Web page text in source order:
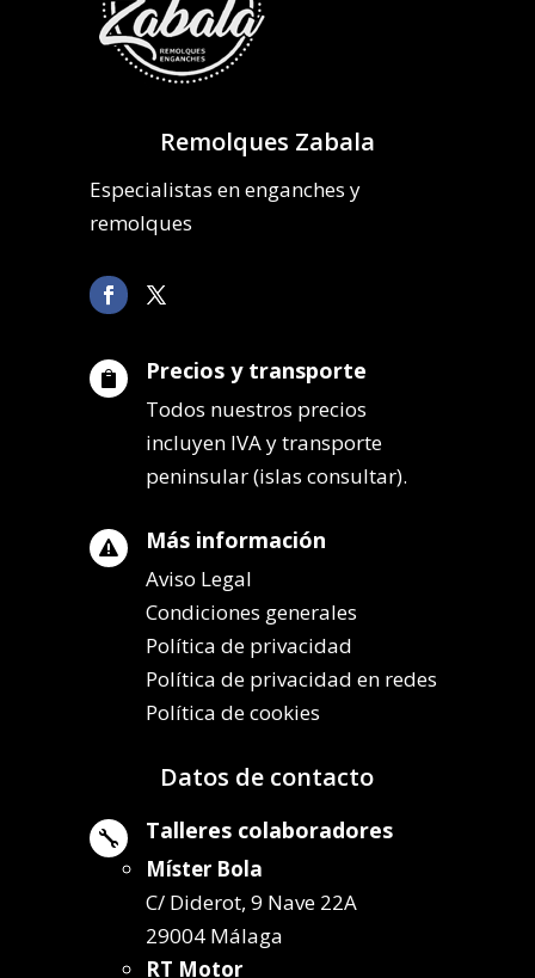
Remolques Zabala
Especialistas en enganches y
remolques
 Precios y transporte
Todos nuestros precios
incluyen IVA y transporte
peninsular (islas consultar).
 Más información
Aviso Legal
Condiciones generales
Política de privacidad
Política de privacidad en redes
Política de cookies
Datos de contacto
 Talleres colaboradores
Míster Bola
C/ Diderot, 9 Nave 22A
29004 Málaga
RT Motor